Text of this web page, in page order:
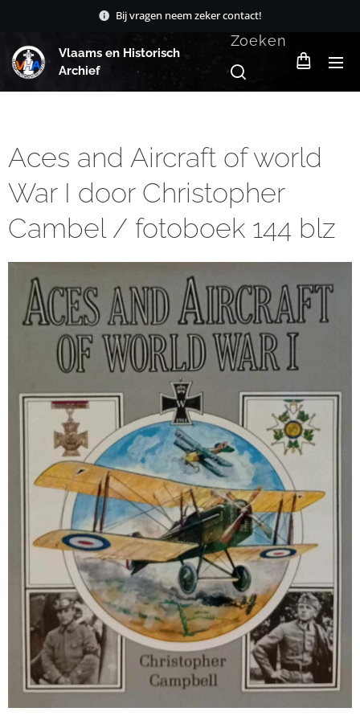
Bij vragen neem zeker contact!
Vlaams en Historisch
Archief
Zoeken
Aces and Aircraft of world
War I door Christopher
Cambel / fotoboek 144 blz